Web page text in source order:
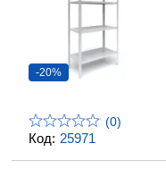
Код: 25971
-20%
(0)